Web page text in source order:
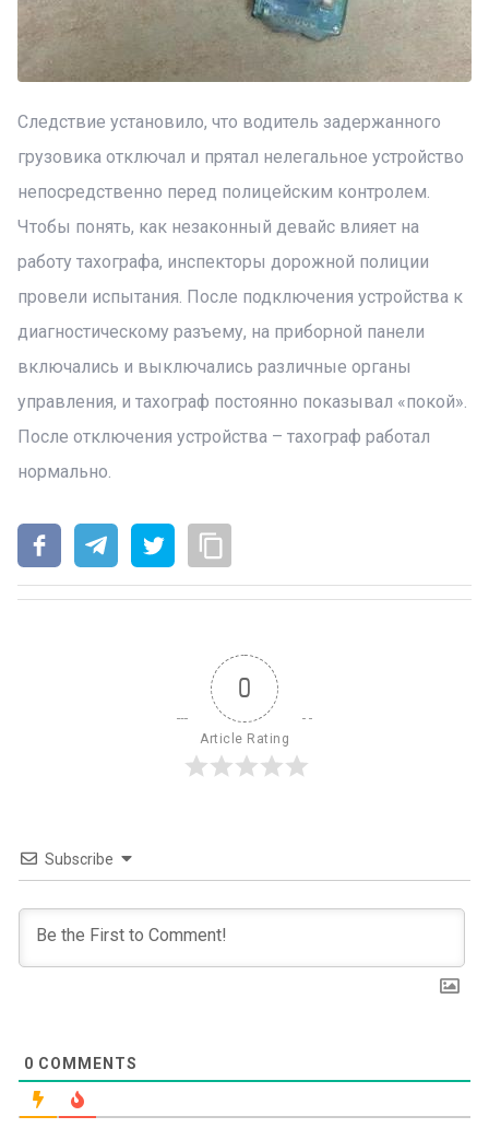
Следствие установило, что водитель задержанного
грузовика отключал и прятал нелегальное устройство
непосредственно перед полицейским контролем.
Чтобы понять, как незаконный девайс влияет на
работу тахографа, инспекторы дорожной полиции
провели испытания. После подключения устройства к
диагностическому разъему, на приборной панели
включались и выключались различные органы
управления, и тахограф постоянно показывал «покой».
После отключения устройства – тахограф работал
нормально.
0
Article Rating
Subscribe
0 COMMENTS